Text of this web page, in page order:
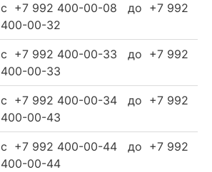
c +7 992 400-00-08 до +7 992
400-00-32
c +7 992 400-00-33 до +7 992
400-00-33
c +7 992 400-00-34 до +7 992
400-00-43
c +7 992 400-00-44 до +7 992
400-00-44